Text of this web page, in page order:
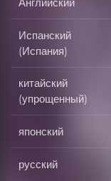
Испанский
(Испания)
китайский
(упрощенный)
японский
русский